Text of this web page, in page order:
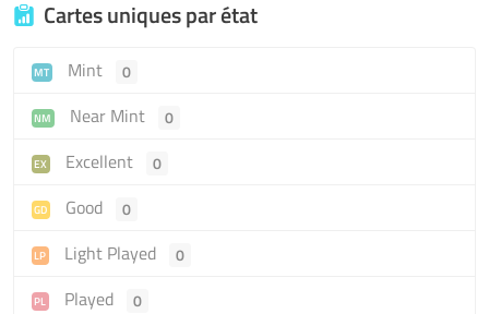
Cartes uniques par état
MT Mint 0
NM Near Mint 0
EX Excellent 0
GD Good 0
LP Light Played 0
PL Played 0